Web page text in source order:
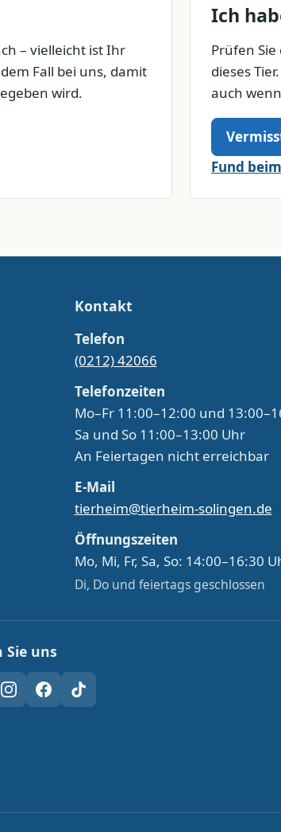
– vielleicht ist Ihr
Fall bei uns, damit
wird.
Ich
Prüfen
dieses
auch
Fund
Kontakt
Telefon
(0212) 42066
Telefonzeiten
Mo–Fr 11:00–12:00 und
Sa und So 11:00–13:00 Uhr
An Feiertagen nicht erreichbar
E-Mail
tierheim@tierheim-solingen.de
Öffnungszeiten
Mo, Mi, Fr, Sa, So: 14:00–16:30
Di, Do und feiertags geschlossen
Sie uns
Instagram
Facebook
TikTok